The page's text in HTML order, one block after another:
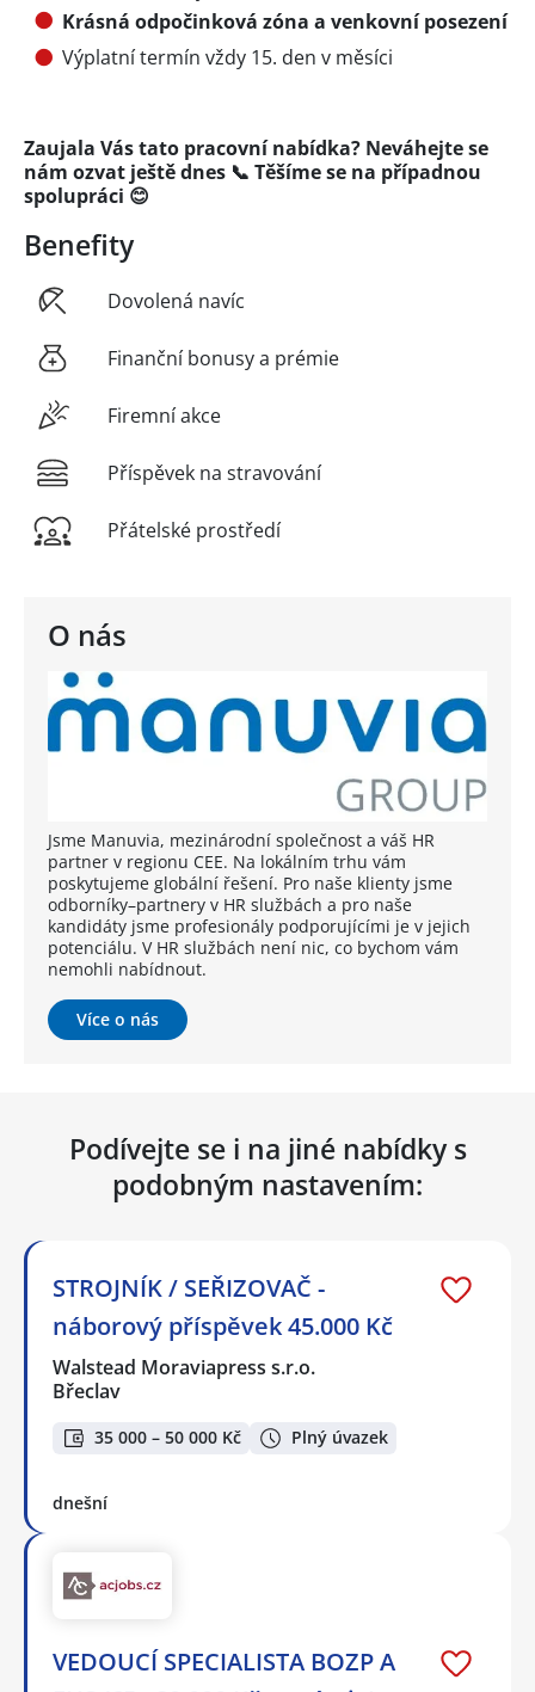
O nás
Jsme Manuvia, mezinárodní společnost a váš HR
partner v regionu CEE. Na lokálním trhu vám
poskytujeme globální řešení. Pro naše klienty jsme
odborníky–partnery v HR službách a pro naše
kandidáty jsme profesionály podporujícími je v jejich
potenciálu. V HR službách není nic, co bychom vám
nemohli nabídnout.
Více o nás
Krásná odpočinková zóna a venkovní posezení
Výplatní termín vždy 15. den v měsíci
Zaujala Vás tato pracovní nabídka? Neváhejte se
nám ozvat ještě dnes 📞 Těšíme se na případnou
spolupráci 😊
Benefity
Dovolená navíc
Finanční bonusy a prémie
Firemní akce
Příspěvek na stravování
Přátelské prostředí
Podívejte se i na jiné nabídky s
podobným nastavením:
STROJNÍK / SEŘIZOVAČ -
náborový příspěvek 45.000 Kč
Walstead Moraviapress s.r.o.
Břeclav
35 000 – 50 000 Kč Plný úvazek
dnešní
VEDOUCÍ SPECIALISTA BOZP A